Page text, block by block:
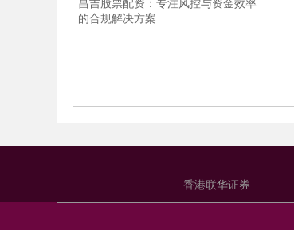
的合规解决方案
香港联华证券